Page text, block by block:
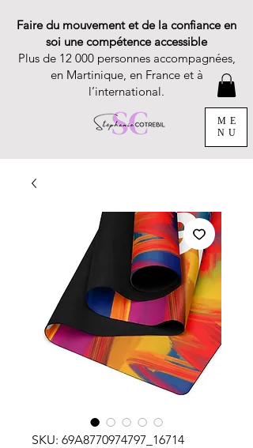
Faire du mouvement et de la confiance en
soi une compétence accessible
Plus de 12 000 personnes accompagnées,
en Martinique, en France et à
l’international.
ME
NU
SKU: 69A8770974797_16714